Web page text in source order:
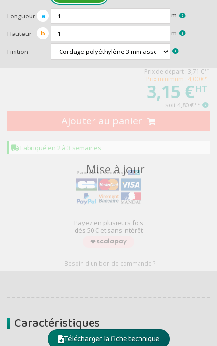
RECEVEZ
Longueur a m
Hauteur b m
Finition
Mise à jour
Prix de départ : 3,71 € HT
Prix minimum : 4,00 € HT
3,15 €HT
soit4,80 € TTC
Ajouter au panier
Fabriqué en 2 à 3 semaines
Paiement sécurisé
Payez en plusieurs fois
dès 50 € et sans intérêt
Besoin d'un bon de commande ?
Caractéristiques
Télécharger la fiche technique